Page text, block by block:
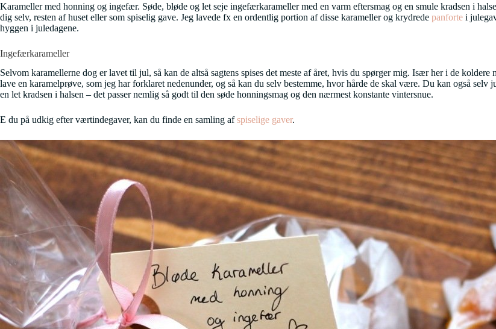
Karameller med honning og ingefær. Søde, bløde og let seje ingefærkarameller med en varm eftersmag og en smule kradsen i
dig selv, resten af huset eller som spiselig gave. Jeg lavede fx en ordentlig portion af disse karameller og krydrede panforte i
hyggen i juledagene.
Ingefærkarameller
Selvom karamellerne dog er lavet til jul, så kan de altså sagtens spises det meste af året, hvis du spørger mig. Især her i de
lave en karamelprøve, som jeg har forklaret nedenunder, og så kan du selv bestemme, hvor hårde de skal være. Du kan også
en let kradsen i halsen – det passer nemlig så godt til den søde honningsmag og den nærmest konstante vintersnue.
E du på udkig efter værtindegaver, kan du finde en samling afspiselige gaver.